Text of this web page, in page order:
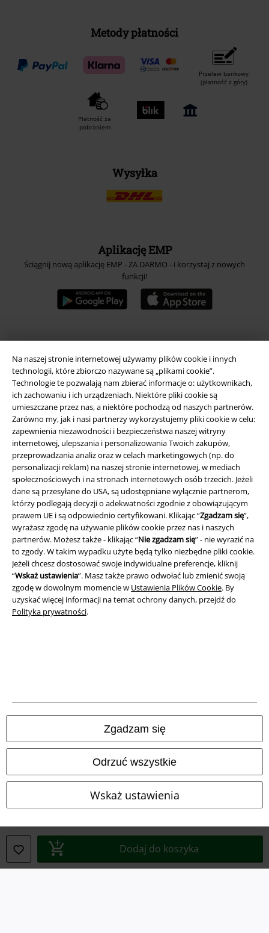
Na naszej stronie internetowej używamy plików cookie i innych
technologii, które zbiorczo nazywane są „plikami cookie”.
Technologie te pozwalają nam zbierać informacje o: użytkownikach,
ich zachowaniu i ich urządzeniach. Niektóre pliki cookie są
umieszczane przez nas, a niektóre pochodzą od naszych partnerów.
Zarówno my, jak i nasi partnerzy wykorzystujemy pliki cookie w celu:
zapewnienia niezawodności i bezpieczeństwa naszej witryny
internetowej, ulepszania i personalizowania Twoich zakupów,
przeprowadzania analiz oraz w celach marketingowych (np. do
personalizacji reklam) na naszej stronie internetowej, w mediach
społecznościowych i na stronach internetowych osób trzecich. Jeżeli
dane są przesyłane do USA, są udostępniane wyłącznie partnerom,
którzy podlegają decyzji o adekwatności zgodnie z obowiązującym
prawem UE i są odpowiednio certyfikowani. Klikając “Zgadzam się”,
wyrażasz zgodę na używanie plików cookie przez nas i naszych
partnerów. Możesz także - klikając “Nie zgadzam się” - nie wyrazić na
to zgody. W takim wypadku użyte będą tylko niezbędne pliki cookie.
Jeżeli chcesz dostosować swoje indywidualne preferencje, kliknij
“Wskaż ustawienia”. Masz także prawo odwołać lub zmienić swoją
zgodę w dowolnym momencie w Ustawienia Plików Cookie. By
uzyskać więcej informacji na temat ochrony danych, przejdź do
Polityka prywatności.
Zgadzam się
Odrzuć wszystkie
Wskaż ustawienia
Dodaj do koszyka
Metody płatności
Przelew bankowy
(płatność z góry)
Płatność za
pobraniem
Wysyłka
Aplikację EMP
Ściągnij nową aplikację EMP - ZA DARMO - i korzystaj z nowych
funkcji!
Informacje prawne
Regulamin
Dane firmy
Polityka prywatności
Skorzystaj z prawa do odstąpienia od umowy
Wszystkie ceny zawierają podatek VAT. Nie zawierają
wysyłki.
© 1986-2026 E.M.P. Merchandising HGmbH
Sklepy internetowe EMP